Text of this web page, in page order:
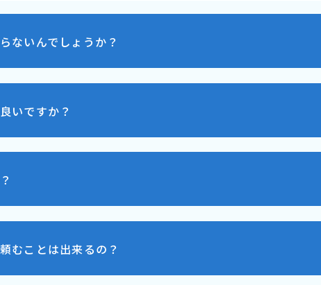
ないんでしょうか？
いですか？
むことは出来るの？